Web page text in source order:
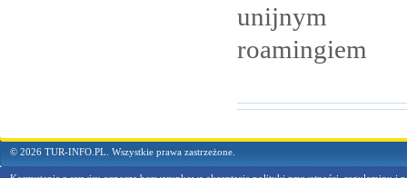
unijnym
roamingiem
© 2026 TUR-INFO.PL. Wszystkie prawa zastrzeżone.